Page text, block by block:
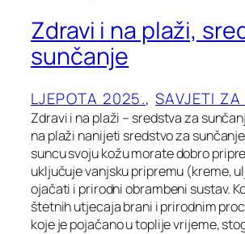
Zdravi i na plaži,
sunčanje
LJEPOTA 2025., SAVJETI
Zdravi i na plaži – sredstva za
na plaži nanijeti sredstvo za
suncu svoju kožu morate dobro
uključuje vanjsku pripremu (kreme,
ojačati i prirodni obrambeni sustav.
štetnih utjecaja brani i prirodnim
koje je pojačano u toplije vrijeme,